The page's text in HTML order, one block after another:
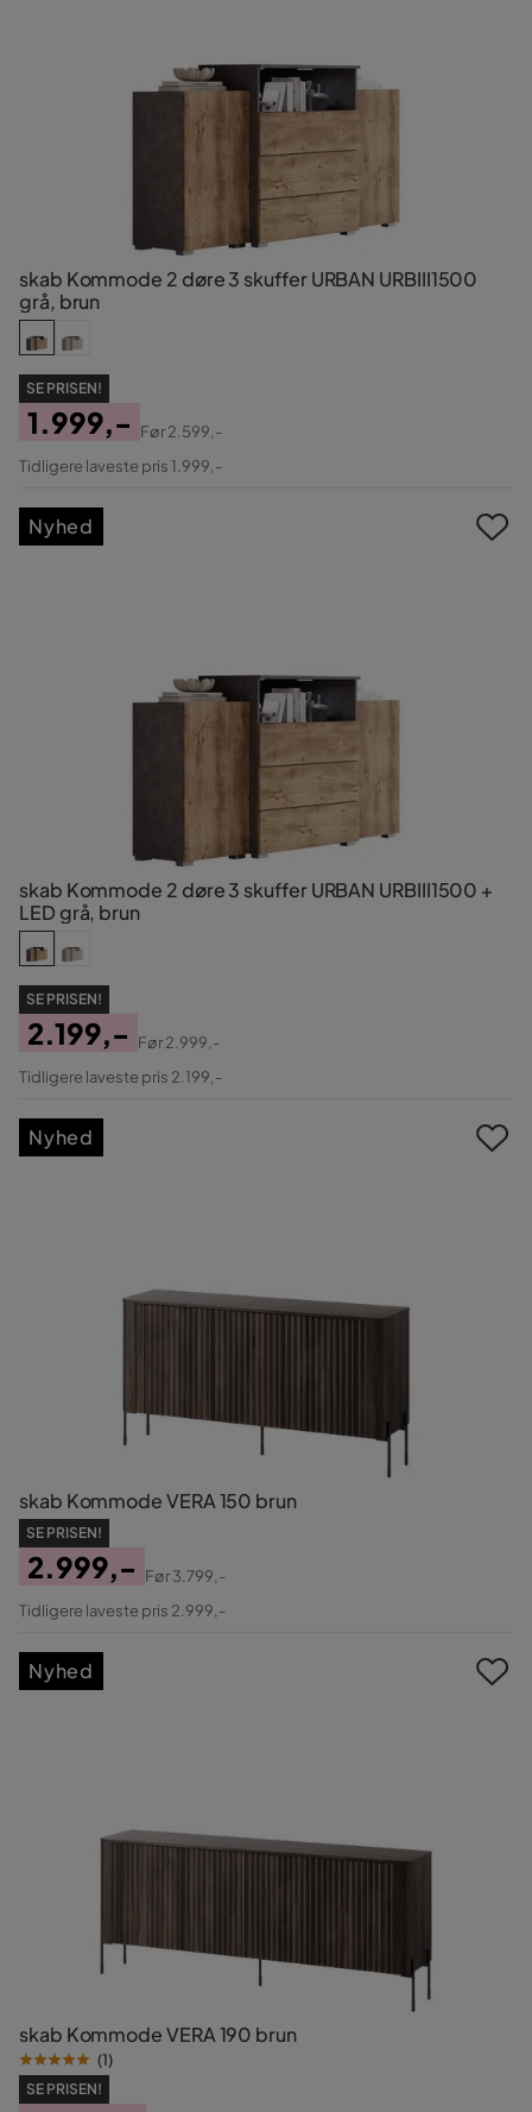
skab Kommode 2 døre 3 skuffer URBAN URBIII1500
grå, brun
SE PRISEN!
Pris
1.999,-
Original
Før2.599,-
Tidligere laveste pris 1.999,-
skab Kommode 2 døre 3 skuffer URBAN URBIII1500 +
LED grå, brun
SE PRISEN!
Pris
2.199,-
Original
Før2.999,-
Tidligere laveste pris 2.199,-
Nyhed
skab Kommode VERA 150 brun
SE PRISEN!
Pris
2.999,-
Original
Før3.799,-
Tidligere laveste pris 2.999,-
Nyhed
skab Kommode VERA 190 brun
(1)
SE PRISEN!
Nyhed